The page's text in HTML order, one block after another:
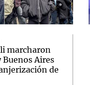
marcharon
Aires
de